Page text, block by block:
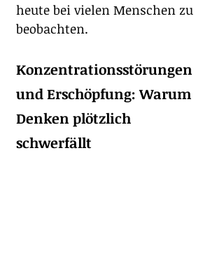
heute bei vielen Menschen zu
beobachten.
Konzentrationsstörungen
und Erschöpfung: Warum
Denken plötzlich
schwerfällt